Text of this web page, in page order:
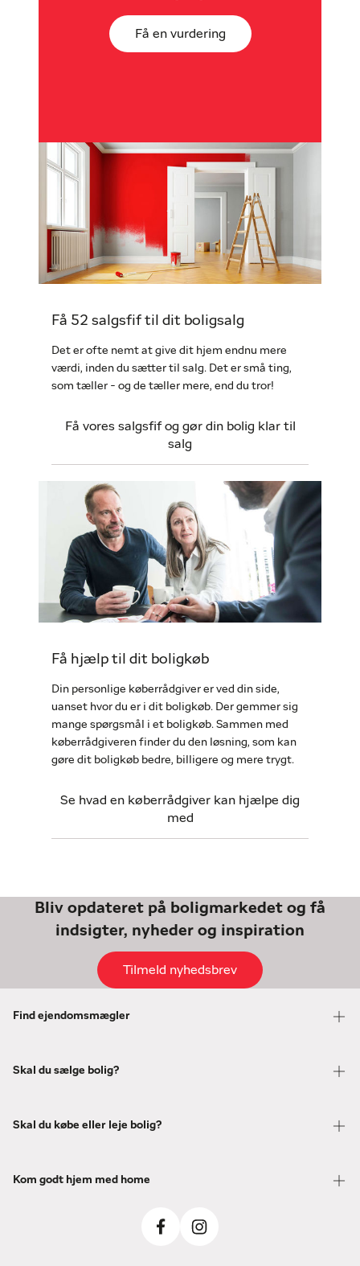
Få en vurdering
Få 52 salgsfif til dit boligsalg
Det er ofte nemt at give dit hjem endnu mere
værdi, inden du sætter til salg. Det er små ting,
som tæller - og de tæller mere, end du tror!
Få vores salgsfif og gør din bolig klar til
salg
Få hjælp til dit boligkøb
Din personlige køberrådgiver er ved din side,
uanset hvor du er i dit boligkøb. Der gemmer sig
mange spørgsmål i et boligkøb. Sammen med
køberrådgiveren finder du den løsning, som kan
gøre dit boligkøb bedre, billigere og mere trygt.
Se hvad en køberrådgiver kan hjælpe dig
med
Bliv opdateret på boligmarkedet og få
indsigter, nyheder og inspiration
Tilmeld nyhedsbrev
Find ejendomsmægler
Skal du sælge bolig?
Skal du købe eller leje bolig?
Kom godt hjem med home